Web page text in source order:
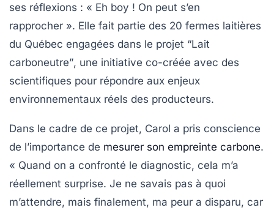
ses réflexions : « Eh boy ! On peut s’en
rapprocher ». Elle fait partie des 20 fermes laitières
du Québec engagées dans le projet “Lait
carboneutre”, une initiative co-créée avec des
scientifiques pour répondre aux enjeux
environnementaux réels des producteurs.
Dans le cadre de ce projet, Carol a pris conscience
de l’importance de mesurer son empreinte carbone.
« Quand on a confronté le diagnostic, cela m’a
réellement surprise. Je ne savais pas à quoi
m’attendre, mais finalement, ma peur a disparu, car